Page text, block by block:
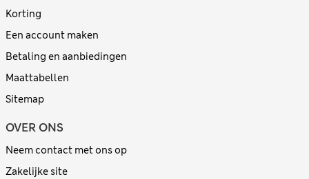
Korting
Een account maken
Betaling en aanbiedingen
Maattabellen
Sitemap
OVER ONS
Neem contact met ons op
Zakelijke site